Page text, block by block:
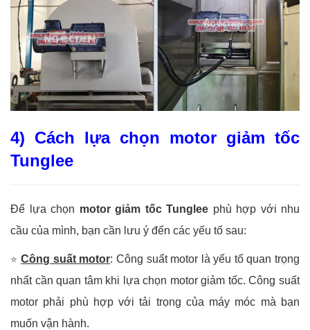
4) Cách lựa chọn motor giảm tốc
Tunglee
Để lựa chọn motor giảm tốc Tunglee phù hợp với nhu
cầu của mình, bạn cần lưu ý đến các yếu tố sau:
⭐Công suất motor: Công suất motor là yếu tố quan trọng
nhất cần quan tâm khi lựa chọn motor giảm tốc. Công suất
motor phải phù hợp với tải trọng của máy móc mà bạn
muốn vận hành.